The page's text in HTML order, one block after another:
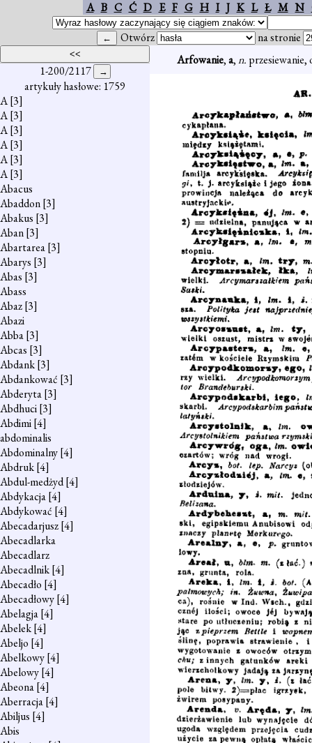
A B C Ć D E F G H I J K L Ł M N
Otwórz na stronie
1-200/2117
artykuły hasłowe: 1759
A[3]
A[3]
A[3]
A[3]
A[3]
A[3]
Abacus
Abaddon[3]
Abakus [3]
Aban[3]
Abartarea[3]
Abarys [3]
Abas [3]
Abass
Abaz[3]
Abazi
Abba[3]
Abcas [3]
Abdank[3]
Abdankować [3]
Abderyta[3]
Abdhuci[3]
Abdimi[4]
abdominalis
Abdominalny[4]
Abdruk[4]
Abdul-medżyd[4]
Abdykacja[4]
Abdykować [4]
Abecadarjusz[4]
Abecadlarka
Abecadlarz
Abecadlnik[4]
Abecadło [4]
Abecadłowy[4]
Abelagja[4]
Abelek[4]
Abeljo [4]
Abelkowy[4]
Abelowy[4]
Abeona[4]
Aberracja[4]
Abiljus [4]
Abis
Arfowanie,a,n. przesiewanie,